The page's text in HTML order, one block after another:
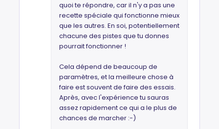
quoi te répondre, car il n'y a pas une
recette spéciale qui fonctionne mieux
que les autres. En soi, potentiellement
chacune des pistes que tu donnes
pourrait fonctionner !
Cela dépend de beaucoup de
paramètres, et la meilleure chose à
faire est souvent de faire des essais.
Après, avec l'expérience tu sauras
assez rapidement ce qui a le plus de
chances de marcher :-)